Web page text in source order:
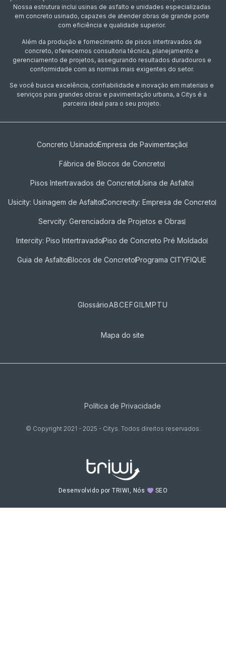
Nossa estrutura inclui usinas de asfalto e unidades especializadas
em concreto usinado, capazes de atender obras de grande porte
com eficiência e qualidade superior.
Além da produção e fornecimento de pisos intertravados de
concreto, oferecemos consultoria técnica, planejamento e
gerenciamento de projetos, assegurando resultados duradouros e
conformidade com as normas mais exigentes do setor.
Se você busca excelência, confiabilidade e inovação em materiais e
serviços para grandes obras e pavimentação urbana, a Citys é a
parceira ideal para o seu projeto.
Concreto UsinadoEmpresa de Pavimentação
Fábrica de Blocos de Concreto
Pisos Intertravados de Concreto​Usina de Asfalto
Usicity: Usinagem de AsfaltoConcrecity: Empresa de Concreto
Servcity: Gerenciadora de Projetos e Obras
Intercity: Piso IntertravadoPiso de Concreto Pré Moldado
Guia de AsfaltoBlocos de ConcretoPrograma CITYFIQUE
GlossárioABCEFGILMPTU
Mapa do site
Política de Privacidade
© Copyright 2021 - 2025 - Citys. Todos direitos reservados.
Desenvolvido por TRIWI, Nós SEO